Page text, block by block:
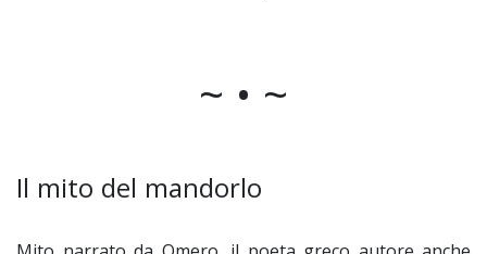
~ • ~
Il mito del mandorlo